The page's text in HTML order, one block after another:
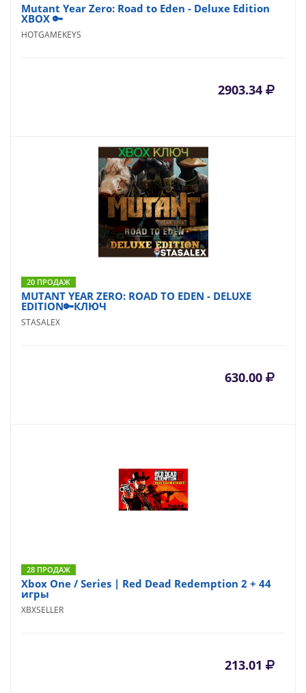
Mutant Year Zero: Road to Eden - Deluxe Edition
XBOX 🔑
HOTGAMEKEYS
2903.34
20 ПРОДАЖ
MUTANT YEAR ZERO: ROAD TO EDEN - DELUXE
EDITION🔑КЛЮЧ
STASALEX
630.00
28 ПРОДАЖ
Xbox One / Series | Red Dead Redemption 2 + 44
игры
XBXSELLER
213.01